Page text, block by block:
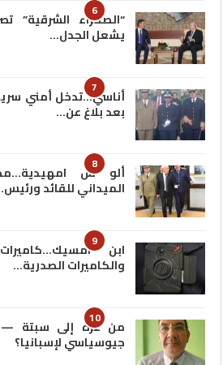
6
“الصحراء الشرقية”
يشعل الجدل…
7
أناسي…تدخل أمني
بعد بلاغ عن…
8
ألو س
الميداني للقائد
9ابن
والكاميرات الصدرية…
10
من غزة إلى سبتة
جيوسياسي لإسبانيا؟